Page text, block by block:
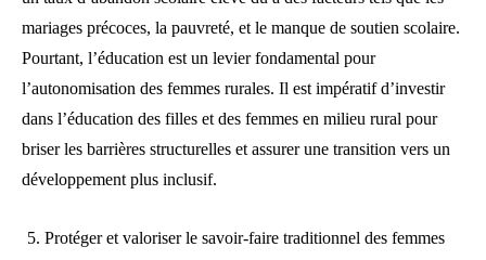
mariages précoces, la pauvreté, et le manque de soutien scolaire.
Pourtant, l’éducation est un levier fondamental pour
l’autonomisation des femmes rurales. Il est impératif d’investir
dans l’éducation des filles et des femmes en milieu rural pour
briser les barrières structurelles et assurer une transition vers un
développement plus inclusif.
Protéger et valoriser le savoir-faire traditionnel des femmes